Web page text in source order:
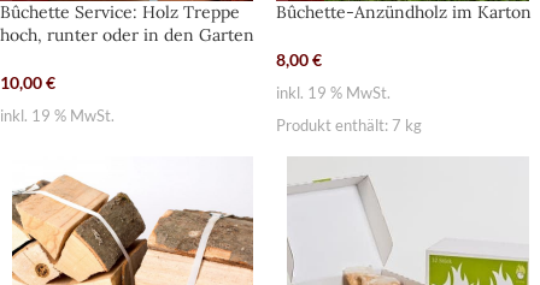
Bûchette Service: Holz Treppe
hoch, runter oder in den Garten
10,00€
inkl. 19 % MwSt.
Bûchette-Anzündholz im Karton
8,00€
inkl. 19 % MwSt.
Produkt enthält: 7 kg